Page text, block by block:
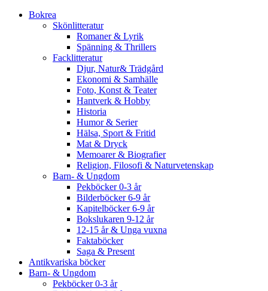
Bokrea
Skönlitteratur
Romaner & Lyrik
Spänning & Thrillers
Facklitteratur
Djur, Natur& Trädgård
Ekonomi & Samhälle
Foto, Konst & Teater
Hantverk & Hobby
Historia
Humor & Serier
Hälsa, Sport & Fritid
Mat & Dryck
Memoarer & Biografier
Religion, Filosofi & Naturvetenskap
Barn- & Ungdom
Pekböcker 0-3 år
Bilderböcker 6-9 år
Kapitelböcker 6-9 år
Bokslukaren 9-12 år
12-15 år & Unga vuxna
Faktaböcker
Saga & Present
Antikvariska böcker
Barn- & Ungdom
Pekböcker 0-3 år